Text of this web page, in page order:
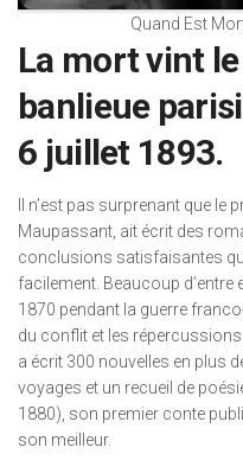
Quand Est
La mort vint
banlieue
6 juillet 1893.
Il n’est pas surprenant que le
Maupassant, ait écrit des
conclusions satisfaisantes
facilement. Beaucoup d’entre
1870 pendant la guerre
du conflit et les répercussions
a écrit 300 nouvelles en plus
voyages et un recueil de
1880), son premier conte
son meilleur.